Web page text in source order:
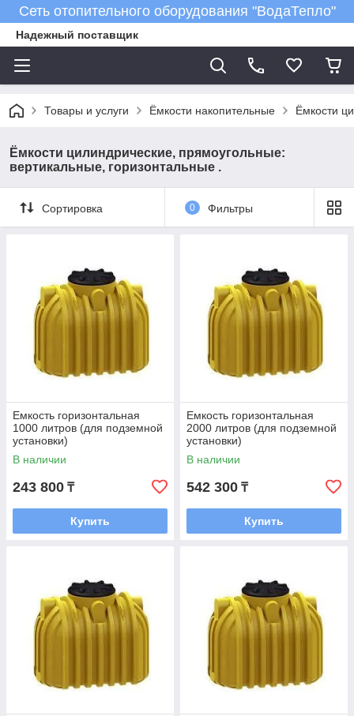
Сеть отопительного оборудования "ВодаТепло"
Надежный поставщик
Товары и услуги Ёмкости накопительные Ёмкости
Ёмкости цилиндрические, прямоугольные:
вертикальные, горизонтальные .
Сортировка 0 Фильтры
Емкость горизонтальная
1000 литров (для подземной
установки)
В наличии
243 800 ₸
Купить
Емкость горизонтальная
2000 литров (для подземной
установки)
В наличии
542 300 ₸
Купить